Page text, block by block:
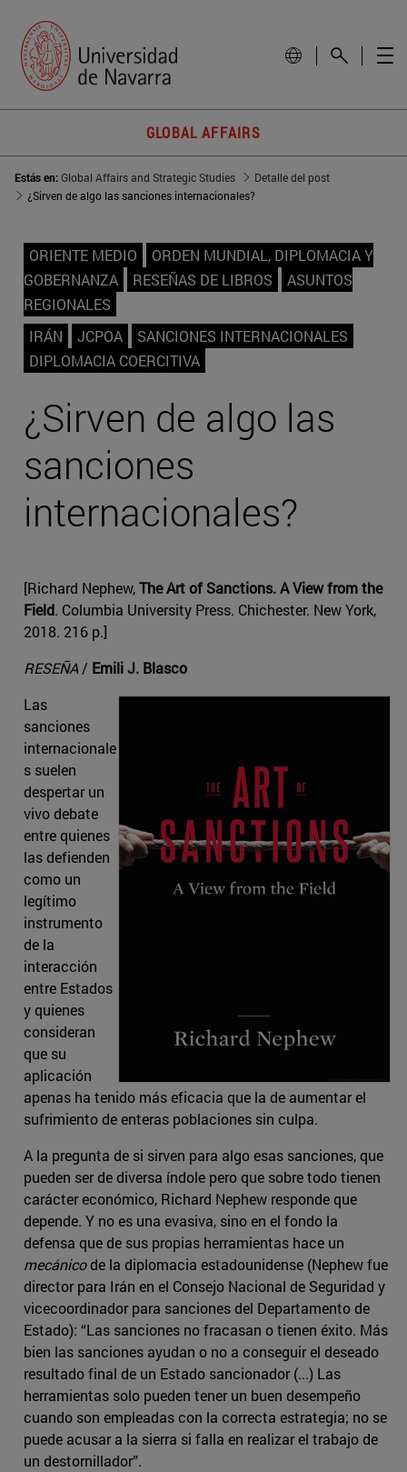
GLOBAL AFFAIRS
Estás en:Global Affairs and Strategic Studies
Detalle del post
¿Sirven de algo las sanciones internacionales?
ORIENTE MEDIO
ORDEN MUNDIAL, DIPLOMACIA Y
GOBERNANZA
RESEÑAS DE LIBROS
ASUNTOS
REGIONALES
IRÁN
JCPOA
SANCIONES INTERNACIONALES
DIPLOMACIA COERCITIVA
¿Sirven de algo las
sanciones
internacionales?
[Richard Nephew,The Art of Sanctions. A View from the
Field. Columbia University Press. Chichester. New York,
2018. 216 p.]
RESEÑA / Emili J. Blasco
Las
sanciones
internacionale
s suelen
despertar un
vivo debate
entre quienes
las defienden
como un
legítimo
instrumento
de la
interacción
entre Estados
y quienes
consideran
que su
aplicación
apenas ha tenido más eficacia que la de aumentar el
sufrimiento de enteras poblaciones sin culpa.
A la pregunta de si sirven para algo esas sanciones, que
pueden ser de diversa índole pero que sobre todo tienen
carácter económico, Richard Nephew responde que
depende. Y no es una evasiva, sino en el fondo la
defensa que de sus propias herramientas hace un
mecánicode la diplomacia estadounidense (Nephew fue
director para Irán en el Consejo Nacional de Seguridad y
vicecoordinador para sanciones del Departamento de
Estado): “Las sanciones no fracasan o tienen éxito. Más
bien las sanciones ayudan o no a conseguir el deseado
resultado final de un Estado sancionador (...) Las
herramientas solo pueden tener un buen desempeño
cuando son empleadas con la correcta estrategia; no se
puede acusar a la sierra si falla en realizar el trabajo de
un destornillador”.